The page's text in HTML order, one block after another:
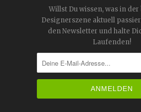
Willst Du wissen, was in
Designerszene aktuell
den Newsletter und halte
Laufenden!